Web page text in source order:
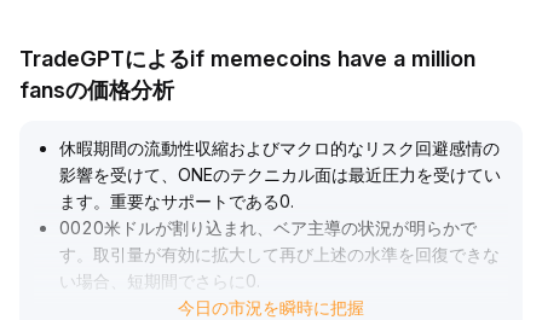
TradeGPTによるif memecoins have a million
fansの価格分析
休暇期間の流動性収縮およびマクロ的なリスク回避感情の
影響を受けて、ONEのテクニカル面は最近圧力を受けてい
ます。重要なサポートである0.
0020米ドルが割り込まれ、ベア主導の状況が明らかで
す。取引量が有効に拡大して再び上述の水準を回復できな
い場合、短期間でさらに0
00177米ドルまで下落するリスクがあります。休暇後の市
今日の市況を瞬時に把握